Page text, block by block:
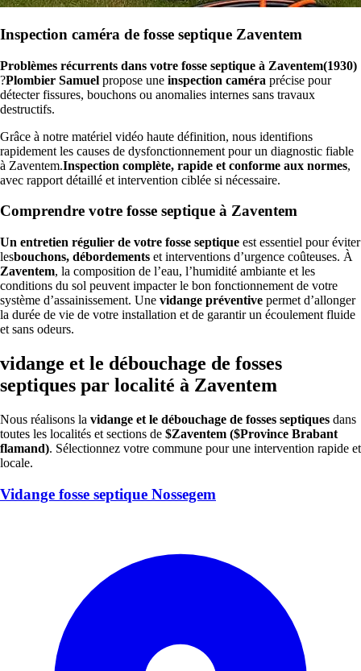
Inspection caméra de fosse septique Zaventem
Problèmes récurrents dans votre fosse septique à Zaventem(1930)
?Plombier Samuel propose une inspection caméra précise pour
détecter fissures, bouchons ou anomalies internes sans travaux
destructifs.
Grâce à notre matériel vidéo haute définition, nous identifions
rapidement les causes de dysfonctionnement pour un diagnostic fiable
à Zaventem.Inspection complète, rapide et conforme aux normes,
avec rapport détaillé et intervention ciblée si nécessaire.
Comprendre votre fosse septique à Zaventem
Un entretien régulier de votre fosse septique est essentiel pour éviter
lesbouchons, débordements et interventions d’urgence coûteuses. À
Zaventem, la composition de l’eau, l’humidité ambiante et les
conditions du sol peuvent impacter le bon fonctionnement de votre
système d’assainissement. Une vidange préventive permet d’allonger
la durée de vie de votre installation et de garantir un écoulement fluide
et sans odeurs.
vidange et le débouchage de fosses
septiques par localité à Zaventem
Nous réalisons la vidange et le débouchage de fosses septiques dans
toutes les localités et sections de $Zaventem ($Province Brabant
flamand). Sélectionnez votre commune pour une intervention rapide et
locale.
Vidange fosse septique Nossegem